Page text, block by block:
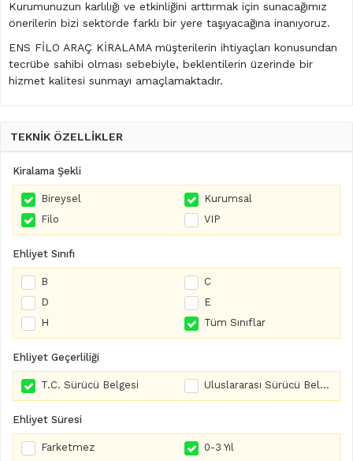
Kurumunuzun karlılığı ve etkinliğini arttırmak için sunacağımız
önerilerin bizi sektörde farklı bir yere taşıyacağına inanıyoruz.
ENS FİLO ARAÇ KİRALAMA müşterilerin ihtiyaçları konusundan
tecrübe sahibi olması sebebiyle, beklentilerin üzerinde bir
hizmet kalitesi sunmayı amaçlamaktadır.
TEKNİK ÖZELLİKLER
Kiralama Şekli
Bireysel
Kurumsal
Filo
VIP
Ehliyet Sınıfı
B
C
D
E
H
Tüm Sınıflar
Ehliyet Geçerliliği
T.C. Sürücü Belgesi Uluslararası Sürücü Belgesi
Ehliyet Süresi
Farketmez
0-3 Yıl